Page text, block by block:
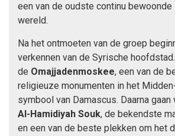
een van de oudste continu
wereld.
Na het ontmoeten van de groep
verkennen van de Syrische
de Omajjadenmoskee, een van de
religieuze monumenten in het
symbool van Damascus. Daarna gaan
Al-Hamidiyah Souk, de bekendste
en een van de beste plekken om het